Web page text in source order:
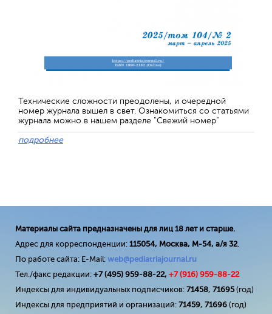
Технические сложности преодолены, и очередной
номер журнала вышел в свет. Ознакомиться со статьями
журнала можно в нашем разделе "Свежий номер"
подробнее
Материалы сайта предназначены для лиц 18 лет и старше.
Адрес для корреспонденции: 115054, Москва, М-54, а/я 32.
По работе сайта: E-Mail: web@pediatriajournal.ru
Тел./факс редакции: +7 (495) 959-88-22, +7 (916) 959-88-22
Индексы для индивидуальных подписчиков: 71458, 71695(год)
Индексы для предприятий и организаций: 71459, 71696 (год)